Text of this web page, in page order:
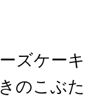
ズケーキ
のこぶた